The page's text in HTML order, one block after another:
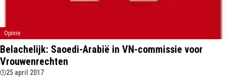
Opinie
Belachelijk: Saoedi-Arabië in VN-commissie voor
Vrouwenrechten
25 april 2017